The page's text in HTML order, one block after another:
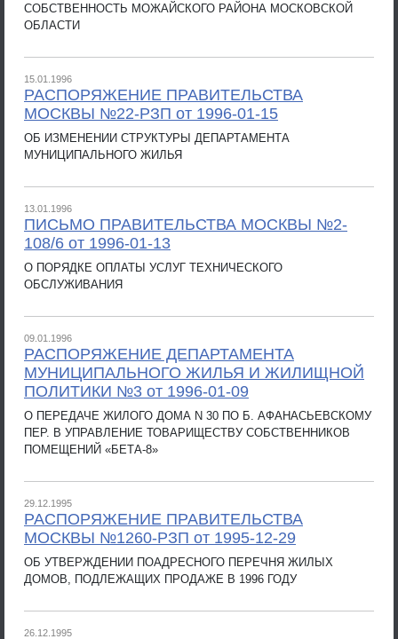
СОБСТВЕННОСТЬ МОЖАЙСКОГО РАЙОНА МОСКОВСКОЙ
ОБЛАСТИ
15.01.1996
РАСПОРЯЖЕНИЕ ПРАВИТЕЛЬСТВА
МОСКВЫ №22-РЗП от 1996-01-15
ОБ ИЗМЕНЕНИИ СТРУКТУРЫ ДЕПАРТАМЕНТА
МУНИЦИПАЛЬНОГО ЖИЛЬЯ
13.01.1996
ПИСЬМО ПРАВИТЕЛЬСТВА МОСКВЫ №2-
108/6 от 1996-01-13
О ПОРЯДКЕ ОПЛАТЫ УСЛУГ ТЕХНИЧЕСКОГО
ОБСЛУЖИВАНИЯ
09.01.1996
РАСПОРЯЖЕНИЕ ДЕПАРТАМЕНТА
МУНИЦИПАЛЬНОГО ЖИЛЬЯ И ЖИЛИЩНОЙ
ПОЛИТИКИ №3 от 1996-01-09
О ПЕРЕДАЧЕ ЖИЛОГО ДОМА N 30 ПО Б. АФАНАСЬЕВСКОМУ
ПЕР. В УПРАВЛЕНИЕ ТОВАРИЩЕСТВУ СОБСТВЕННИКОВ
ПОМЕЩЕНИЙ «БЕТА-8»
29.12.1995
РАСПОРЯЖЕНИЕ ПРАВИТЕЛЬСТВА
МОСКВЫ №1260-РЗП от 1995-12-29
ОБ УТВЕРЖДЕНИИ ПОАДРЕСНОГО ПЕРЕЧНЯ ЖИЛЫХ
ДОМОВ, ПОДЛЕЖАЩИХ ПРОДАЖЕ В 1996 ГОДУ
26.12.1995